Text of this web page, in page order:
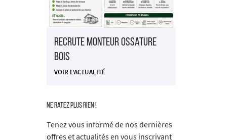
Recrute Monteur Ossature
Bois
VOIR L'ACTUALITÉ
Ne ratez plus rien !
Tenez vous informé de nos dernières
offres et actualités en vous inscrivant